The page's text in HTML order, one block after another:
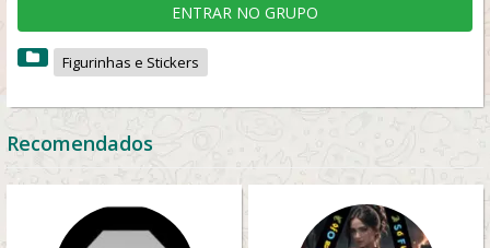
ENTRAR NO GRUPO
Figurinhas e Stickers
Recomendados